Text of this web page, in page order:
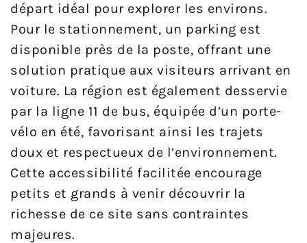
départ idéal pour explorer les environs.
Pour le stationnement, un parking est
disponible près de la poste, offrant une
solution pratique aux visiteurs arrivant en
voiture. La région est également desservie
par la ligne 11 de bus, équipée d’un porte-
vélo en été, favorisant ainsi les trajets
doux et respectueux de l’environnement.
Cette accessibilité facilitée encourage
petits et grands à venir découvrir la
richesse de ce site sans contraintes
majeures.